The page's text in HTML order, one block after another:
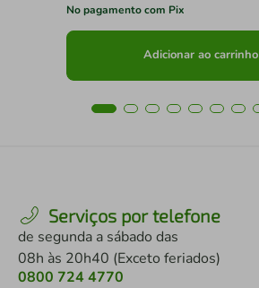
No pagamento com Pix
Adicionar ao carrinho
Serviços por telefone
de segunda a sábado das
08h às 20h40 (Exceto feriados)
0800 724 4770